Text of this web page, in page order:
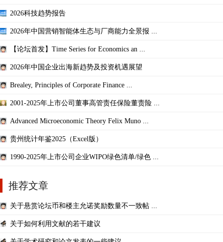
2026科技趋势报告
2026年中国营销智能体生态与厂商能力全景报 ...
【论坛首发】Time Series for Economics an ...
2026年中国企业出海新趋势及投资机遇展望
Brealey, Principles of Corporate Finance ...
2001-2025年上市公司董事高管责任保险董责险 ...
Advanced Microeconomic Theory Felix Muno ...
贵州统计年鉴2025（Excel版）
1990-2025年上市公司企业WIPO绿色清单/绿色 ...
推荐文章
关于悬赏论坛币和楼主允诺奖励数量不一致帖 ...
关于如何利用文献的若干建议